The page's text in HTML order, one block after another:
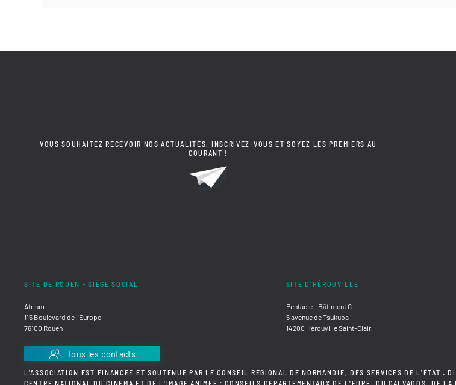
VOUS SOUHAITEZ RECEVOIR NOS ACTUALITÉS, INSCRIVEZ-VOUS ET SOYEZ LES PREMIERS AU
COURANT !
SITE DE ROUEN - SIÈGE SOCIAL
Atrium
115 Boulevard de l'Europe
76100 Rouen
Tous les contacts
SITE D'HÉROUVILLE
Pentacle - Bâtiment C
5 avenue de Tsukuba
14200 Hérouville Saint-Clair
L'ASSOCIATION EST FINANCÉE ET SOUTENUE PAR LE CONSEIL RÉGIONAL DE NORMANDIE, DES SERVICES DE L'ÉTAT :
CENTRE NATIONAL DU CINÉMA ET DE L'IMAGE ANIMÉE ; CONSEILS DÉPARTEMENTAUX DE L'EURE, DU CALVADOS, DE